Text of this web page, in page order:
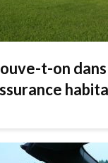
t-on dans